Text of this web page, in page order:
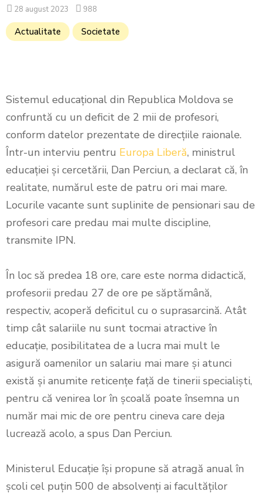
28 august 2023 988
Actualitate Societate
Sistemul educațional din Republica Moldova se
confruntă cu un deficit de 2 mii de profesori,
conform datelor prezentate de direcțiile raionale.
Într-un interviu pentru Europa Liberă, ministrul
educației și cercetării, Dan Perciun, a declarat că, în
realitate, numărul este de patru ori mai mare.
Locurile vacante sunt suplinite de pensionari sau de
profesori care predau mai multe discipline,
transmite IPN.
În loc să predea 18 ore, care este norma didactică,
profesorii predau 27 de ore pe săptămână,
respectiv, acoperă deficitul cu o suprasarcină. Atât
timp cât salariile nu sunt tocmai atractive în
educație, posibilitatea de a lucra mai mult le
asigură oamenilor un salariu mai mare și atunci
există și anumite reticențe față de tinerii specialiști,
pentru că venirea lor în școală poate însemna un
număr mai mic de ore pentru cineva care deja
lucrează acolo, a spus Dan Perciun.
Ministerul Educație își propune să atragă anual în
școli cel puțin 500 de absolvenți ai facultăților